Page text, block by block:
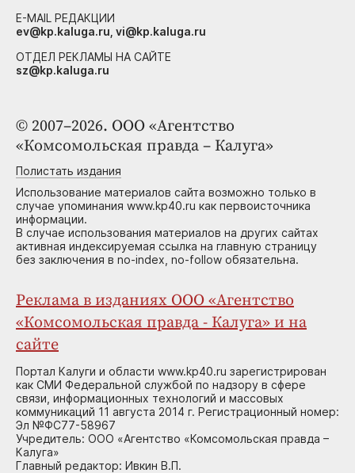
© 2007–2026. ООО «Агентство
«Комсомольская правда – Калуга»
Полистать издания
Использование материалов сайта возможно только в
случае упоминания www.kp40.ru как первоисточника
информации.
В случае использования материалов на других сайтах
активная индексируемая ссылка на главную страницу
без заключения в no-index, no-follow обязательна.
Реклама в изданиях ООО «Агентство
«Комсомольская правда - Калуга» и на
сайте
Портал Калуги и области www.kp40.ru зарегистрирован
как СМИ Федеральной службой по надзору в сфере
связи, информационных технологий и массовых
коммуникаций 11 августа 2014 г. Регистрационный номер:
Эл №ФС77-58967
Учредитель: ООО «Агентство «Комсомольская правда –
Калуга»
Главный редактор: Ивкин В.П.
E-MAIL РЕДАКЦИИ
ev@kp.kaluga.ru, vi@kp.kaluga.ru
ОТДЕЛ РЕКЛАМЫ НА САЙТЕ
sz@kp.kaluga.ru